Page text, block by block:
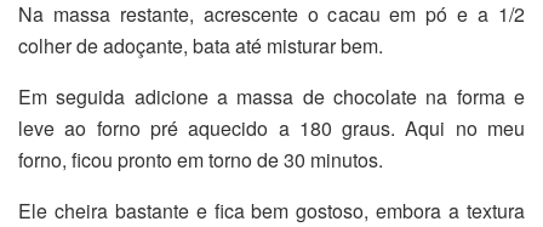
Na massa restante, acrescente o cacau em pó e a 1/2
colher de adoçante, bata até misturar bem.
Em seguida adicione a massa de chocolate na forma e
leve ao forno pré aquecido a 180 graus. Aqui no meu
forno, ficou pronto em torno de 30 minutos.
Ele cheira bastante e fica bem gostoso, embora a textura